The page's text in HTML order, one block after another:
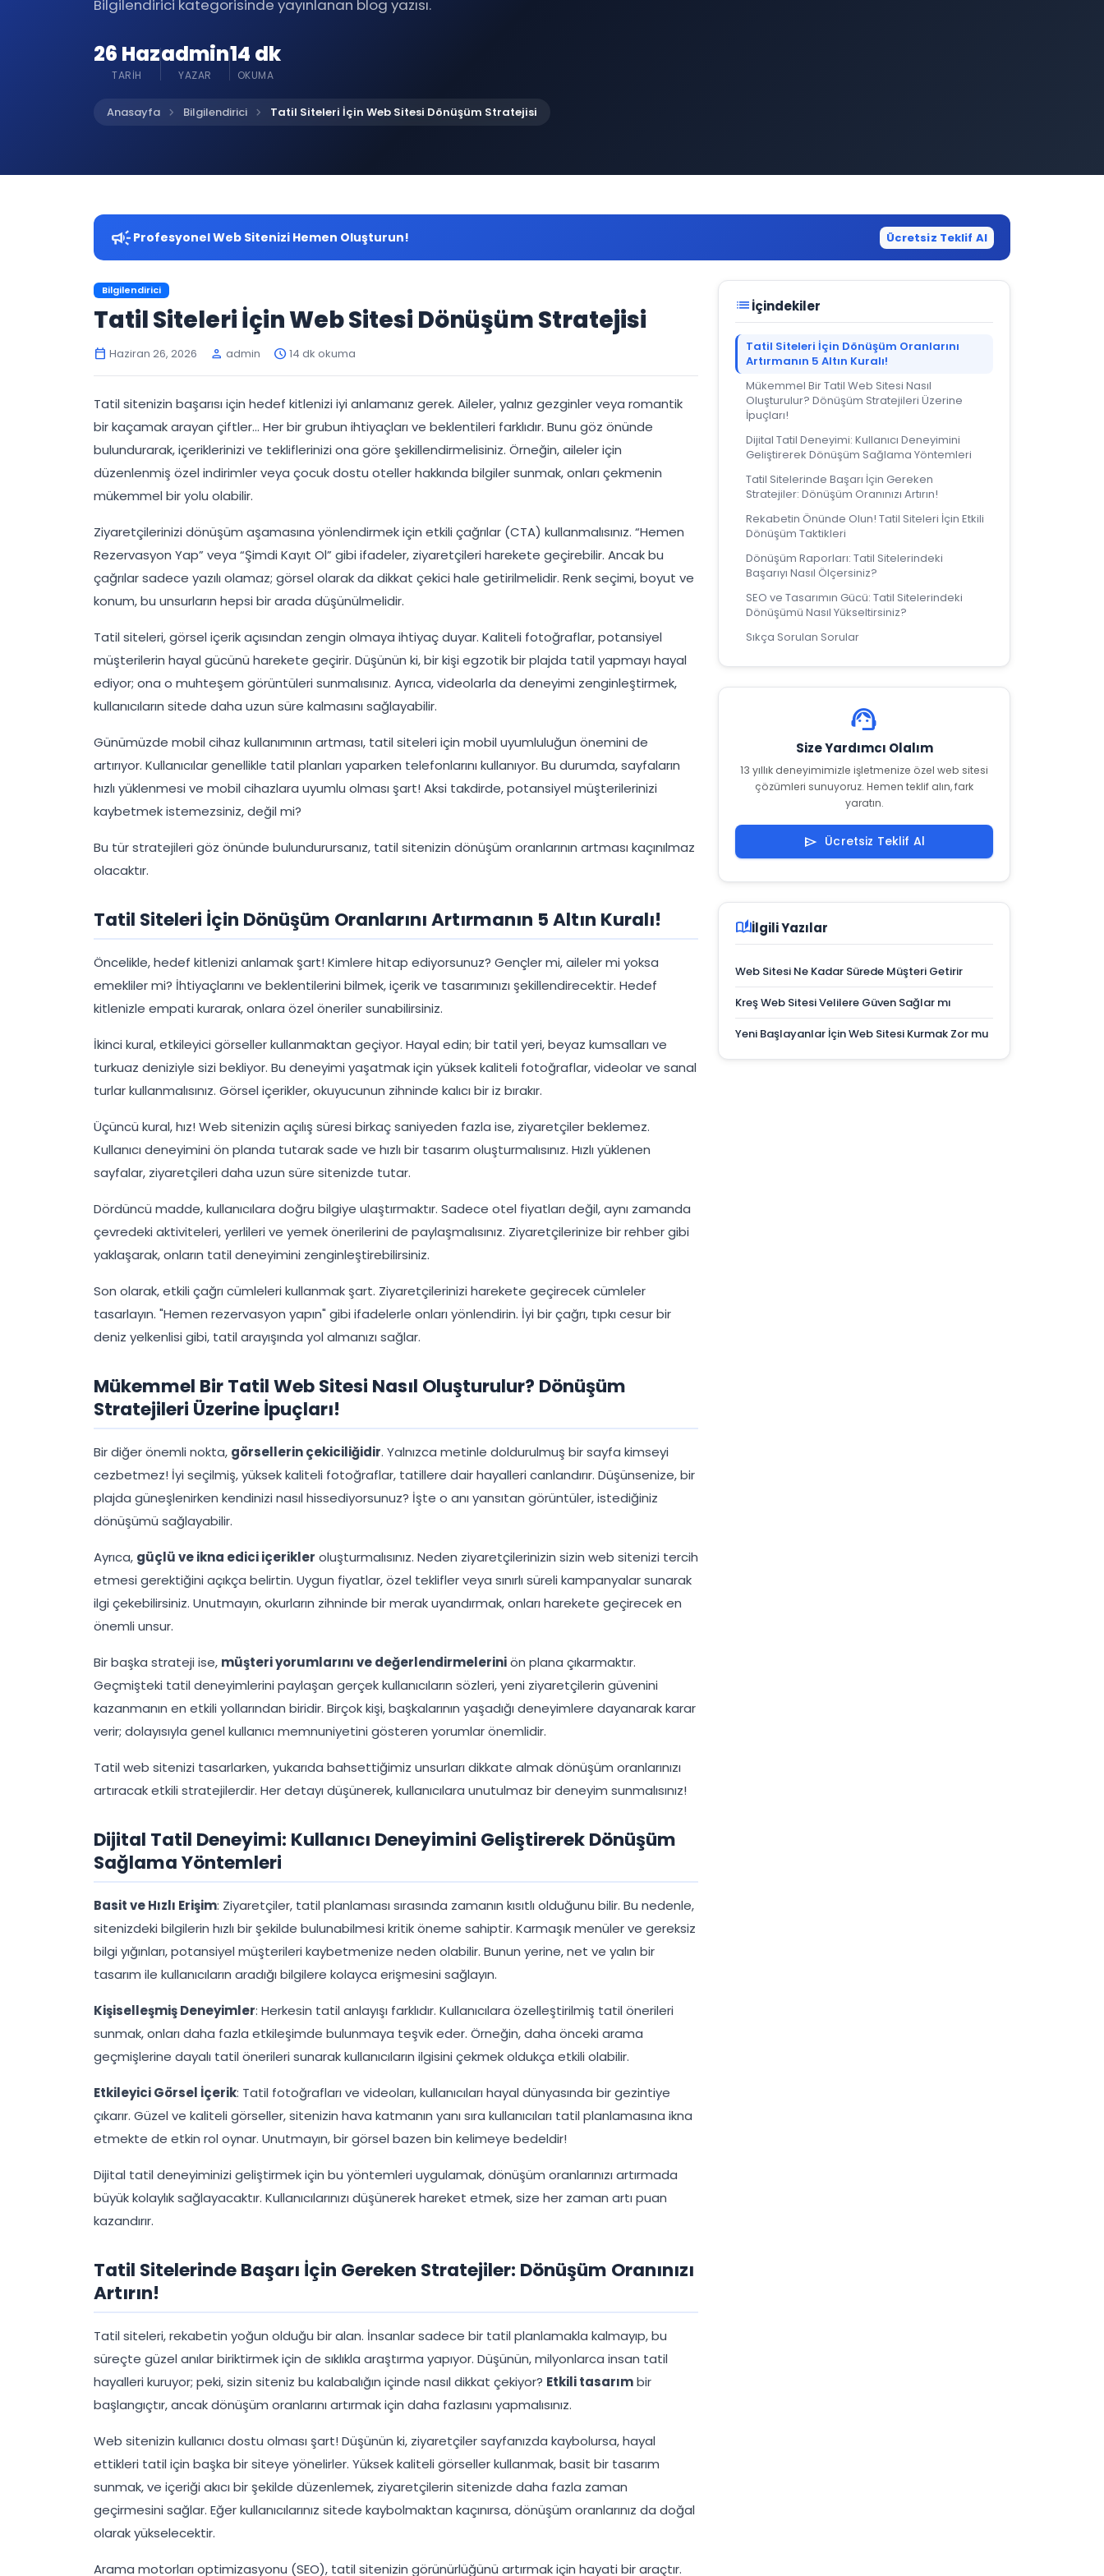
Bilgilendirici kategorisinde yayınlanan blog yazısı.
26 Haz
TARIH
admin
YAZAR
14 dk
OKUMA
Anasayfa chevron_right Bilgilendirici chevron_right Tatil Siteleri İçin Web Sitesi Dönüşüm Stratejisi
campaign Profesyonel Web Sitenizi Hemen Oluşturun! Ücretsiz Teklif Al
Bilgilendirici
Tatil Siteleri İçin Web Sitesi Dönüşüm Stratejisi
calendar_today Haziran 26, 2026 person admin schedule14 dk okuma
Tatil sitenizin başarısı için hedef kitlenizi iyi anlamanız gerek. Aileler, yalnız gezginler veya romantik
bir kaçamak arayan çiftler… Her bir grubun ihtiyaçları ve beklentileri farklıdır. Bunu göz önünde
bulundurarak, içeriklerinizi ve tekliflerinizi ona göre şekillendirmelisiniz. Örneğin, aileler için
düzenlenmiş özel indirimler veya çocuk dostu oteller hakkında bilgiler sunmak, onları çekmenin
mükemmel bir yolu olabilir.
Ziyaretçilerinizi dönüşüm aşamasına yönlendirmek için etkili çağrılar (CTA) kullanmalısınız. “Hemen
Rezervasyon Yap” veya “Şimdi Kayıt Ol” gibi ifadeler, ziyaretçileri harekete geçirebilir. Ancak bu
çağrılar sadece yazılı olamaz; görsel olarak da dikkat çekici hale getirilmelidir. Renk seçimi, boyut ve
konum, bu unsurların hepsi bir arada düşünülmelidir.
Tatil siteleri, görsel içerik açısından zengin olmaya ihtiyaç duyar. Kaliteli fotoğraflar, potansiyel
müşterilerin hayal gücünü harekete geçirir. Düşünün ki, bir kişi egzotik bir plajda tatil yapmayı hayal
ediyor; ona o muhteşem görüntüleri sunmalısınız. Ayrıca, videolarla da deneyimi zenginleştirmek,
kullanıcıların sitede daha uzun süre kalmasını sağlayabilir.
Günümüzde mobil cihaz kullanımının artması, tatil siteleri için mobil uyumluluğun önemini de
artırıyor. Kullanıcılar genellikle tatil planları yaparken telefonlarını kullanıyor. Bu durumda, sayfaların
hızlı yüklenmesi ve mobil cihazlara uyumlu olması şart! Aksi takdirde, potansiyel müşterilerinizi
kaybetmek istemezsiniz, değil mi?
Bu tür stratejileri göz önünde bulundurursanız, tatil sitenizin dönüşüm oranlarının artması kaçınılmaz
olacaktır.
Tatil Siteleri İçin Dönüşüm Oranlarını Artırmanın 5 Altın Kuralı!
Öncelikle, hedef kitlenizi anlamak şart! Kimlere hitap ediyorsunuz? Gençler mi, aileler mi yoksa
emekliler mi? İhtiyaçlarını ve beklentilerini bilmek, içerik ve tasarımınızı şekillendirecektir. Hedef
kitlenizle empati kurarak, onlara özel öneriler sunabilirsiniz.
İkinci kural, etkileyici görseller kullanmaktan geçiyor. Hayal edin; bir tatil yeri, beyaz kumsalları ve
turkuaz deniziyle sizi bekliyor. Bu deneyimi yaşatmak için yüksek kaliteli fotoğraflar, videolar ve sanal
turlar kullanmalısınız. Görsel içerikler, okuyucunun zihninde kalıcı bir iz bırakır.
Üçüncü kural, hız! Web sitenizin açılış süresi birkaç saniyeden fazla ise, ziyaretçiler beklemez.
Kullanıcı deneyimini ön planda tutarak sade ve hızlı bir tasarım oluşturmalısınız. Hızlı yüklenen
sayfalar, ziyaretçileri daha uzun süre sitenizde tutar.
Dördüncü madde, kullanıcılara doğru bilgiye ulaştırmaktır. Sadece otel fiyatları değil, aynı zamanda
çevredeki aktiviteleri, yerlileri ve yemek önerilerini de paylaşmalısınız. Ziyaretçilerinize bir rehber gibi
yaklaşarak, onların tatil deneyimini zenginleştirebilirsiniz.
Son olarak, etkili çağrı cümleleri kullanmak şart. Ziyaretçilerinizi harekete geçirecek cümleler
tasarlayın. "Hemen rezervasyon yapın" gibi ifadelerle onları yönlendirin. İyi bir çağrı, tıpkı cesur bir
deniz yelkenlisi gibi, tatil arayışında yol almanızı sağlar.
Mükemmel Bir Tatil Web Sitesi Nasıl Oluşturulur? Dönüşüm
Stratejileri Üzerine İpuçları!
Bir diğer önemli nokta, görsellerin çekiciliğidir. Yalnızca metinle doldurulmuş bir sayfa kimseyi
cezbetmez! İyi seçilmiş, yüksek kaliteli fotoğraflar, tatillere dair hayalleri canlandırır. Düşünsenize, bir
plajda güneşlenirken kendinizi nasıl hissediyorsunuz? İşte o anı yansıtan görüntüler, istediğiniz
dönüşümü sağlayabilir.
Ayrıca, güçlü ve ikna edici içerikler oluşturmalısınız. Neden ziyaretçilerinizin sizin web sitenizi tercih
etmesi gerektiğini açıkça belirtin. Uygun fiyatlar, özel teklifler veya sınırlı süreli kampanyalar sunarak
ilgi çekebilirsiniz. Unutmayın, okurların zihninde bir merak uyandırmak, onları harekete geçirecek en
önemli unsur.
Bir başka strateji ise, müşteri yorumlarını ve değerlendirmeleriniön plana çıkarmaktır.
Geçmişteki tatil deneyimlerini paylaşan gerçek kullanıcıların sözleri, yeni ziyaretçilerin güvenini
kazanmanın en etkili yollarından biridir. Birçok kişi, başkalarının yaşadığı deneyimlere dayanarak karar
verir; dolayısıyla genel kullanıcı memnuniyetini gösteren yorumlar önemlidir.
Tatil web sitenizi tasarlarken, yukarıda bahsettiğimiz unsurları dikkate almak dönüşüm oranlarınızı
artıracak etkili stratejilerdir. Her detayı düşünerek, kullanıcılara unutulmaz bir deneyim sunmalısınız!
Dijital Tatil Deneyimi: Kullanıcı Deneyimini Geliştirerek Dönüşüm
Sağlama Yöntemleri
Basit ve Hızlı Erişim: Ziyaretçiler, tatil planlaması sırasında zamanın kısıtlı olduğunu bilir. Bu nedenle,
sitenizdeki bilgilerin hızlı bir şekilde bulunabilmesi kritik öneme sahiptir. Karmaşık menüler ve gereksiz
bilgi yığınları, potansiyel müşterileri kaybetmenize neden olabilir. Bunun yerine, net ve yalın bir
tasarım ile kullanıcıların aradığı bilgilere kolayca erişmesini sağlayın.
Kişiselleşmiş Deneyimler: Herkesin tatil anlayışı farklıdır. Kullanıcılara özelleştirilmiş tatil önerileri
sunmak, onları daha fazla etkileşimde bulunmaya teşvik eder. Örneğin, daha önceki arama
geçmişlerine dayalı tatil önerileri sunarak kullanıcıların ilgisini çekmek oldukça etkili olabilir.
Etkileyici Görsel İçerik: Tatil fotoğrafları ve videoları, kullanıcıları hayal dünyasında bir gezintiye
çıkarır. Güzel ve kaliteli görseller, sitenizin hava katmanın yanı sıra kullanıcıları tatil planlamasına ikna
etmekte de etkin rol oynar. Unutmayın, bir görsel bazen bin kelimeye bedeldir!
Dijital tatil deneyiminizi geliştirmek için bu yöntemleri uygulamak, dönüşüm oranlarınızı artırmada
büyük kolaylık sağlayacaktır. Kullanıcılarınızı düşünerek hareket etmek, size her zaman artı puan
kazandırır.
Tatil Sitelerinde Başarı İçin Gereken Stratejiler: Dönüşüm Oranınızı
Artırın!
Tatil siteleri, rekabetin yoğun olduğu bir alan. İnsanlar sadece bir tatil planlamakla kalmayıp, bu
süreçte güzel anılar biriktirmek için de sıklıkla araştırma yapıyor. Düşünün, milyonlarca insan tatil
hayalleri kuruyor; peki, sizin siteniz bu kalabalığın içinde nasıl dikkat çekiyor? Etkili tasarımbir
başlangıçtır, ancak dönüşüm oranlarını artırmak için daha fazlasını yapmalısınız.
Web sitenizin kullanıcı dostu olması şart! Düşünün ki, ziyaretçiler sayfanızda kaybolursa, hayal
ettikleri tatil için başka bir siteye yönelirler. Yüksek kaliteli görseller kullanmak, basit bir tasarım
sunmak, ve içeriği akıcı bir şekilde düzenlemek, ziyaretçilerin sitenizde daha fazla zaman
geçirmesini sağlar. Eğer kullanıcılarınız sitede kaybolmaktan kaçınırsa, dönüşüm oranlarınız da doğal
olarak yükselecektir.
Arama motorları optimizasyonu (SEO), tatil sitenizin görünürlüğünü artırmak için hayati bir araçtır.
listİçindekiler
Tatil Siteleri İçin Dönüşüm Oranlarını
Artırmanın 5 Altın Kuralı!
Mükemmel Bir Tatil Web Sitesi Nasıl
Oluşturulur? Dönüşüm Stratejileri Üzerine
İpuçları!
Dijital Tatil Deneyimi: Kullanıcı Deneyimini
Geliştirerek Dönüşüm Sağlama Yöntemleri
Tatil Sitelerinde Başarı İçin Gereken
Stratejiler: Dönüşüm Oranınızı Artırın!
Rekabetin Önünde Olun! Tatil Siteleri İçin Etkili
Dönüşüm Taktikleri
Dönüşüm Raporları: Tatil Sitelerindeki
Başarıyı Nasıl Ölçersiniz?
SEO ve Tasarımın Gücü: Tatil Sitelerindeki
Dönüşümü Nasıl Yükseltirsiniz?
Sıkça Sorulan Sorular
support_agent
Size Yardımcı Olalım
13 yıllık deneyimimizle işletmenize özel web sitesi
çözümleri sunuyoruz. Hemen teklif alın, fark
yaratın.
send Ücretsiz Teklif Al
auto_storiesİlgili Yazılar
Web Sitesi Ne Kadar Sürede Müşteri Getirir
Kreş Web Sitesi Velilere Güven Sağlar mı
Yeni Başlayanlar İçin Web Sitesi Kurmak Zor mu